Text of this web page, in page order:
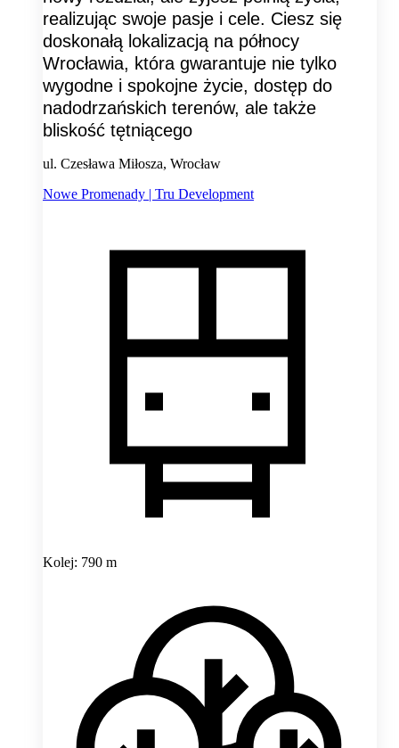
realizując swoje pasje i cele. Ciesz się
doskonałą lokalizacją na północy
Wrocławia, która gwarantuje nie tylko
wygodne i spokojne życie, dostęp do
nadodrzańskich terenów, ale także
bliskość tętniącego
ul. Czesława Miłosza, Wrocław
Nowe Promenady | Tru Development
Kolej: 790 m